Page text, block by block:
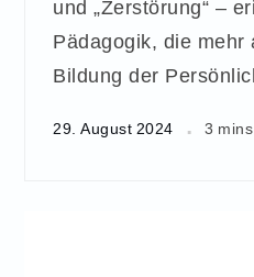
und „Zerstörung“ –
Pädagogik, die
Bildung der
29. August 2024 3